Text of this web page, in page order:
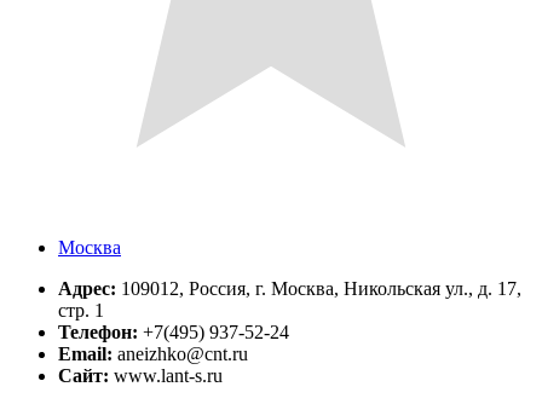
Москва
Адрес: 109012, Россия, г. Москва, Никольская ул., д. 17,
стр. 1
Телефон: +7(495) 937-52-24
Email: aneizhko@cnt.ru
Сайт: www.lant-s.ru